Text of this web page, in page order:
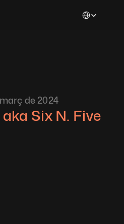
de 2024
Six N. Five